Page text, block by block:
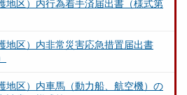
地区）内行為着手済届出書（様式第
地区）内非常災害応急措置届出書
地区）内車馬（動力船、航空機）の